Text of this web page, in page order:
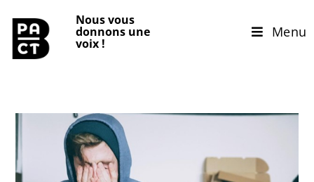
Nous vous
donnons une
voix !
Menu